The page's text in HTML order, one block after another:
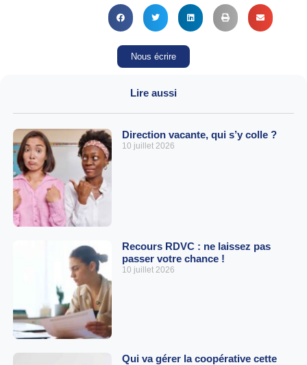
Nous écrire
Lire aussi
Direction vacante, qui s’y colle ?
10 juillet 2026
Recours RDVC : ne laissez pas
passer votre chance !
10 juillet 2026
Qui va gérer la coopérative cette